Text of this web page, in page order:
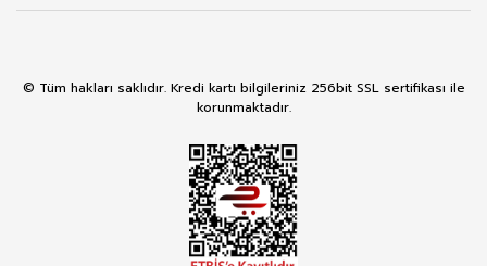
© Tüm hakları saklıdır. Kredi kartı bilgileriniz 256bit SSL sertifikası ile
korunmaktadır.